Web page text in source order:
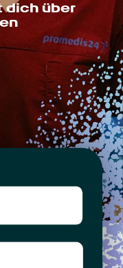
dich über